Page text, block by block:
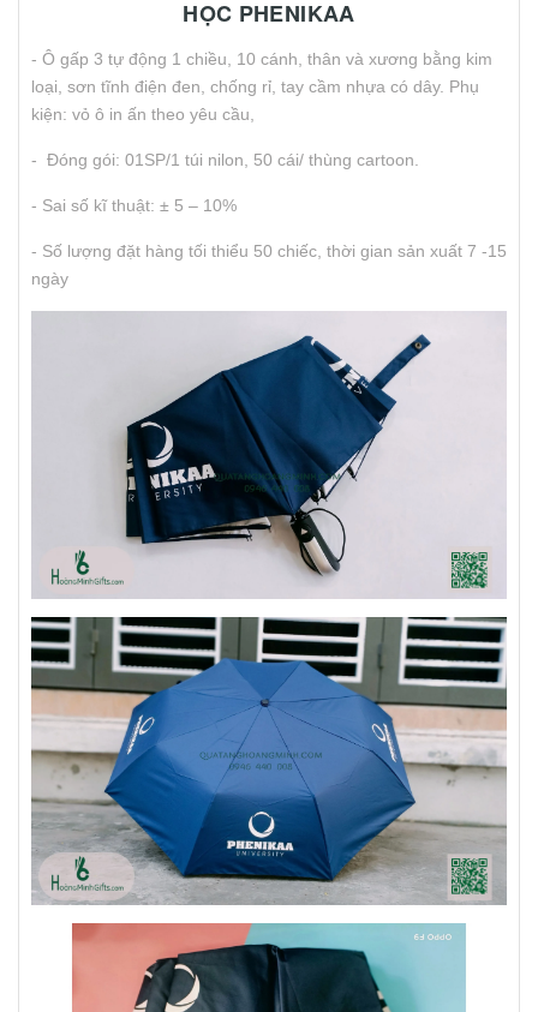
HỌC PHENIKAA
- Ô gấp 3 tự động 1 chiều, 10 cánh, thân và xương bằng kim
loại, sơn tĩnh điện đen, chống rỉ, tay cầm nhựa có dây. Phụ
kiện: vỏ ô in ấn theo yêu cầu,
- Đóng gói: 01SP/1 túi nilon, 50 cái/ thùng cartoon.
- Sai số kĩ thuật: ± 5 – 10%
- Số lượng đặt hàng tối thiểu 50 chiếc, thời gian sản xuất 7 -15
ngày